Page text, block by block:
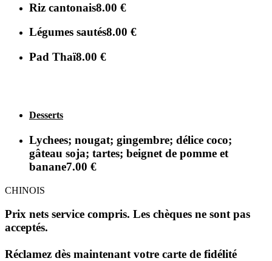
Riz cantonais8.00 €
Légumes sautés8.00 €
Pad Thaï8.00 €
Desserts
Lychees; nougat; gingembre; délice coco;
gâteau soja; tartes; beignet de pomme et
banane7.00 €
CHINOIS
Prix nets service compris. Les chèques ne sont pas
acceptés.
Réclamez dès maintenant votre carte de fidélité